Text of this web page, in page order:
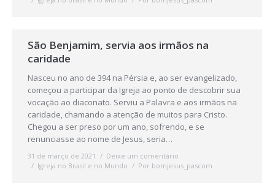
São Benjamim, servia aos irmãos na
caridade
Nasceu no ano de 394 na Pérsia e, ao ser evangelizado,
começou a participar da Igreja ao ponto de descobrir sua
vocação ao diaconato. Serviu a Palavra e aos irmãos na
caridade, chamando a atenção de muitos para Cristo.
Chegou a ser preso por um ano, sofrendo, e se
renunciasse ao nome de Jesus, seria…
31 de março de 2021
Deixe um comentário
Igreja no Brasil e no Mundo
Por bomjesus_pascom